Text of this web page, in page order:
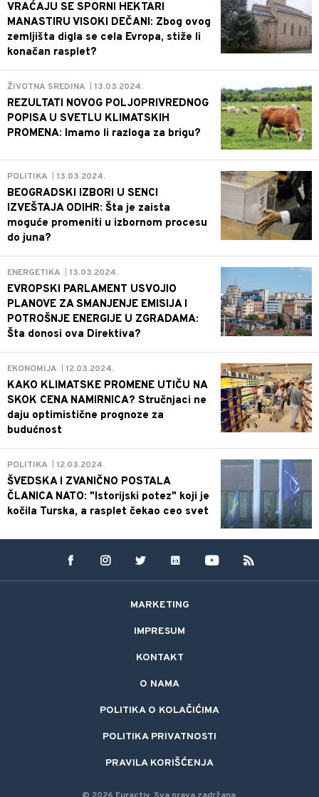
VRAĆAJU SE SPORNI HEKTARI
MANASTIRU VISOKI DEČANI: Zbog ovog
zemljišta digla se cela Evropa, stiže li
konačan rasplet?
ŽIVOTNA SREDINA 13.03.2024.
REZULTATI NOVOG POLJOPRIVREDNOG
POPISA U SVETLU KLIMATSKIH
PROMENA: Imamo li razloga za brigu?
POLITIKA 13.03.2024.
BEOGRADSKI IZBORI U SENCI
IZVEŠTAJA ODIHR: Šta je zaista
moguće promeniti u izbornom procesu
do juna?
ENERGETIKA 13.03.2024.
EVROPSKI PARLAMENT USVOJIO
PLANOVE ZA SMANJENJE EMISIJA I
POTROŠNJE ENERGIJE U ZGRADAMA:
Šta donosi ova Direktiva?
EKONOMIJA 12.03.2024.
KAKO KLIMATSKE PROMENE UTIČU NA
SKOK CENA NAMIRNICA? Stručnjaci ne
daju optimistične prognoze za
budućnost
POLITIKA 12.03.2024.
ŠVEDSKA I ZVANIČNO POSTALA
ČLANICA NATO: "Istorijski potez" koji je
kočila Turska, a rasplet čekao ceo svet
MARKETING
IMPRESUM
KONTAKT
O NAMA
POLITIKA O KOLAČIĆIMA
POLITIKA PRIVATNOSTI
PRAVILA KORIŠĆENJA